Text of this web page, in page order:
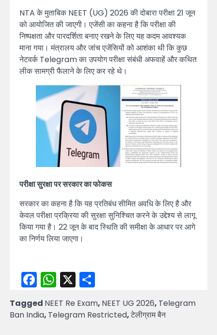
NTA के मुताबिक NEET (UG) 2026 की दोबारा परीक्षा 21 जून
को आयोजित की जाएगी। एजेंसी का कहना है कि परीक्षा की
निष्पक्षता और पारदर्शिता बनाए रखने के लिए यह कदम आवश्यक
माना गया। मंत्रालय और जांच एजेंसियों को आशंका थी कि कुछ
नेटवर्क Telegram का उपयोग परीक्षा संबंधी अफवाहें और कथित
लीक सामग्री फैलाने के लिए कर रहे थे।
परीक्षा सुरक्षा पर सरकार का फोकस
सरकार का कहना है कि यह प्रतिबंध सीमित अवधि के लिए है और
केवल परीक्षा प्रक्रिया की सुरक्षा सुनिश्चित करने के उद्देश्य से लागू
किया गया है। 22 जून के बाद स्थिति की समीक्षा के आधार पर आगे
का निर्णय लिया जाएगा।
Facebook
WhatsApp
X
Tagged NEET Re Exam, NEET UG 2026, Telegram
Ban India, Telegram Restricted,टेलीग्राम बैन